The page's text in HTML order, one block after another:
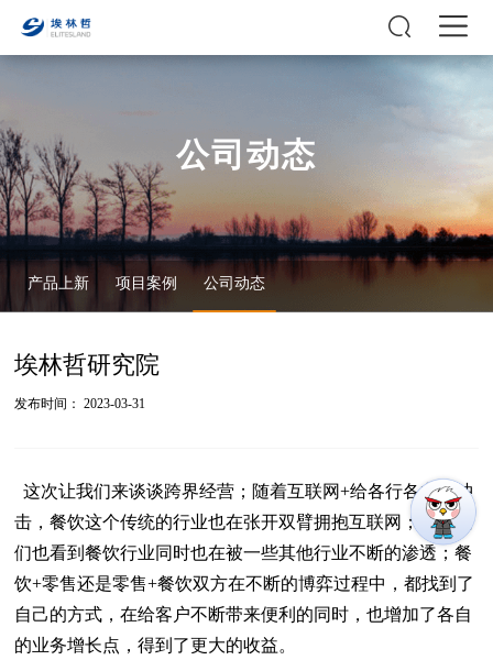
公司动态
产品上新 项目案例 公司动态
埃林哲研究院
发布时间： 2023-03-31
这次让我们来谈谈跨界经营；随着互联网+给各行各业的冲
击，餐饮这个传统的行业也在张开双臂拥抱互联网；同时我
们也看到餐饮行业同时也在被一些其他行业不断的渗透；餐
饮+零售还是零售+餐饮双方在不断的博弈过程中，都找到了
自己的方式，在给客户不断带来便利的同时，也增加了各自
的业务增长点，得到了更大的收益。